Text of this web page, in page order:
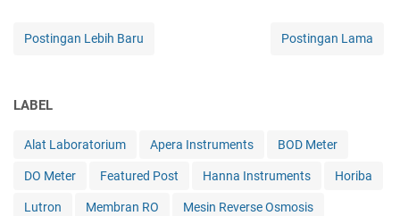
Postingan Lebih Baru Postingan Lama
LABEL
Alat Laboratorium Apera Instruments BOD Meter
DO Meter Featured Post Hanna Instruments Horiba
Lutron Membran RO Mesin Reverse Osmosis